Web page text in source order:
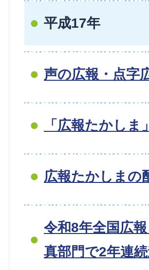
平成17年
声の広報・点字
「広報たかしま
広報たかしまの
令和8年全国広
真部門で2年連